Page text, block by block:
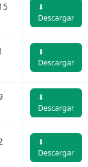
⬇
Descargar
⬇
Descargar
⬇
Descargar
⬇
Descargar